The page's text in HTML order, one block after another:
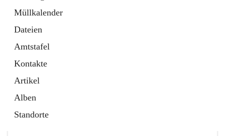
Müllkalender
Dateien
Amtstafel
Kontakte
Artikel
Alben
Standorte
3 Schnellzugriffe